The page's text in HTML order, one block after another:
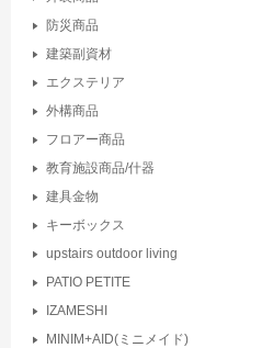
防災商品
建築副資材
エクステリア
外構商品
フロアー商品
教育施設商品/什器
建具金物
キーボックス
upstairs outdoor living
PATIO PETITE
IZAMESHI
MINIM+AID(ミニメイド)